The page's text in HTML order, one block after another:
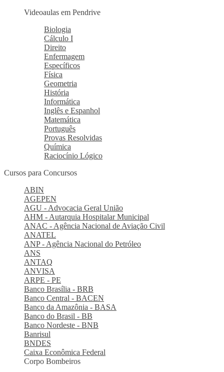
Videoaulas em Pendrive
Biologia
Cálculo I
Direito
Enfermagem
Específicos
Física
Geometria
História
Informática
Inglês e Espanhol
Matemática
Português
Provas Resolvidas
Química
Raciocínio Lógico
Cursos para Concursos
ABIN
AGEPEN
AGU - Advocacia Geral União
AHM - Autarquia Hospitalar Municipal
ANAC - Agência Nacional de Aviação Civil
ANATEL
ANP - Agência Nacional do Petróleo
ANS
ANTAQ
ANVISA
ARPE - PE
Banco Brasília - BRB
Banco Central - BACEN
Banco da Amazônia - BASA
Banco do Brasil - BB
Banco Nordeste - BNB
Banrisul
BNDES
Caixa Econômica Federal
Corpo Bombeiros